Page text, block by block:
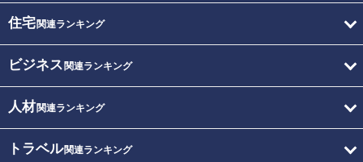
住宅関連ランキング
ビジネス 関連ランキング
人材関連ランキング
トラベル関連ランキング